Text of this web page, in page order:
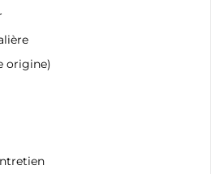
origine)